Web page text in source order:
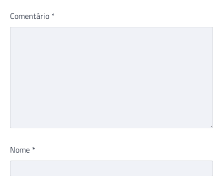
Comentário *
Nome *